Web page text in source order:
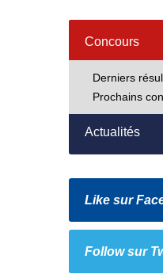
Concours
Derniers
Prochains
Actualités
Like sur
Follow sur